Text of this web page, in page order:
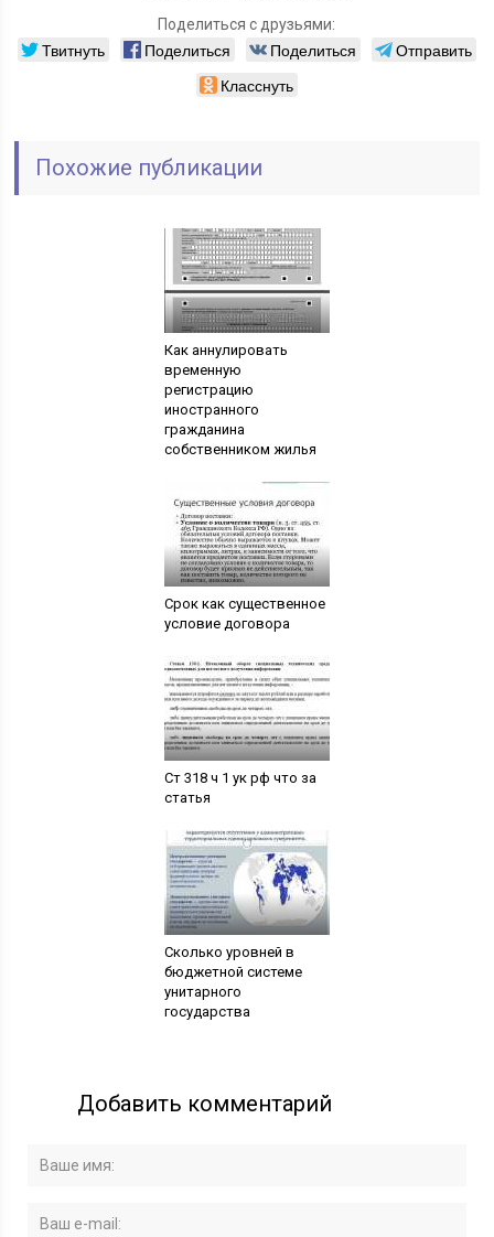
Поделиться с друзьями:
Твитнуть Поделиться Поделиться
Отправить
Класснуть
Похожие публикации
Как аннулировать
временную
регистрацию
иностранного
гражданина
собственником жилья
Срок как существенное
условие договора
Ст 318 ч 1 ук рф что за
статья
Сколько уровней в
бюджетной системе
унитарного
государства
Добавить комментарий